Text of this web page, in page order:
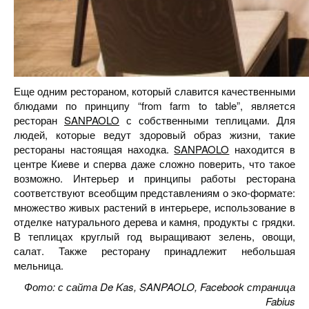
Еще одним рестораном, который славится качественными
блюдами по принципу “from farm to table”, является
ресторан SANPAOLO с собственными теплицами. Для
людей, которые ведут здоровый образ жизни, такие
рестораны настоящая находка.SANPAOLO находится в
центре Киеве и сперва даже сложно поверить, что такое
возможно. Интерьер и принципы работы ресторана
соответствуют всеобщим представлениям о эко-формате:
множество живых растений в интерьере, использование в
отделке натурального дерева и камня, продукты с грядки.
В теплицах круглый год выращивают зелень, овощи,
салат. Также ресторану принадлежит небольшая
мельница.
Фото: с сайта De Kas, SANPAOLO, Facebook страница
Fabius